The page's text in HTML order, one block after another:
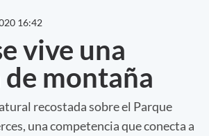
16:42
vive una
montaña
recostada sobre el Parque
una competencia que conecta a